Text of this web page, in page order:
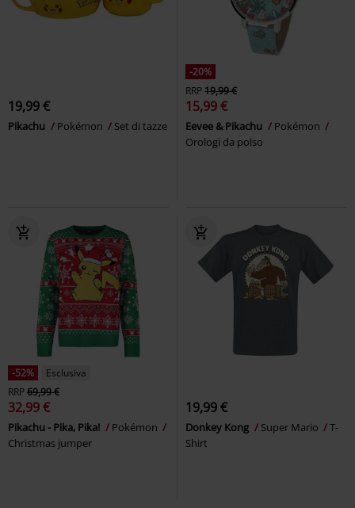
19,99 €
Pikachu Pokémon Set di tazze
-20%
RRP19,99 €
15,99 €
Eevee & Pikachu
Pokémon
Orologi da polso
-52%
Esclusiva
RRP69,99 €
32,99 €
Pikachu - Pika, Pika!
Pokémon
Christmas jumper
19,99 €
Donkey Kong Super Mario
T-
Shirt